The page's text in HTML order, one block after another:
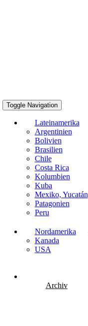
Toggle Navigation
Lateinamerika
Argentinien
Bolivien
Brasilien
Chile
Costa Rica
Kolumbien
Kuba
Mexiko, Yucatán
Patagonien
Peru
Nordamerika
Kanada
USA
Archiv